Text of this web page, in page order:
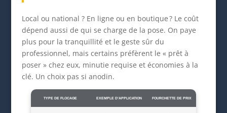
Local ou national ? En ligne ou en boutique ? Le coût
dépend aussi de qui se charge de la pose. On paye
plus pour la tranquillité et le geste sûr du
professionnel, mais certains préfèrent le « prêt à
poser » chez eux, minutie requise et économies à la
clé. Un choix pas si anodin.
TYPE DE FLOCAGE EXEMPLE D’APPLICATION FOURCHETTE DE PRIX